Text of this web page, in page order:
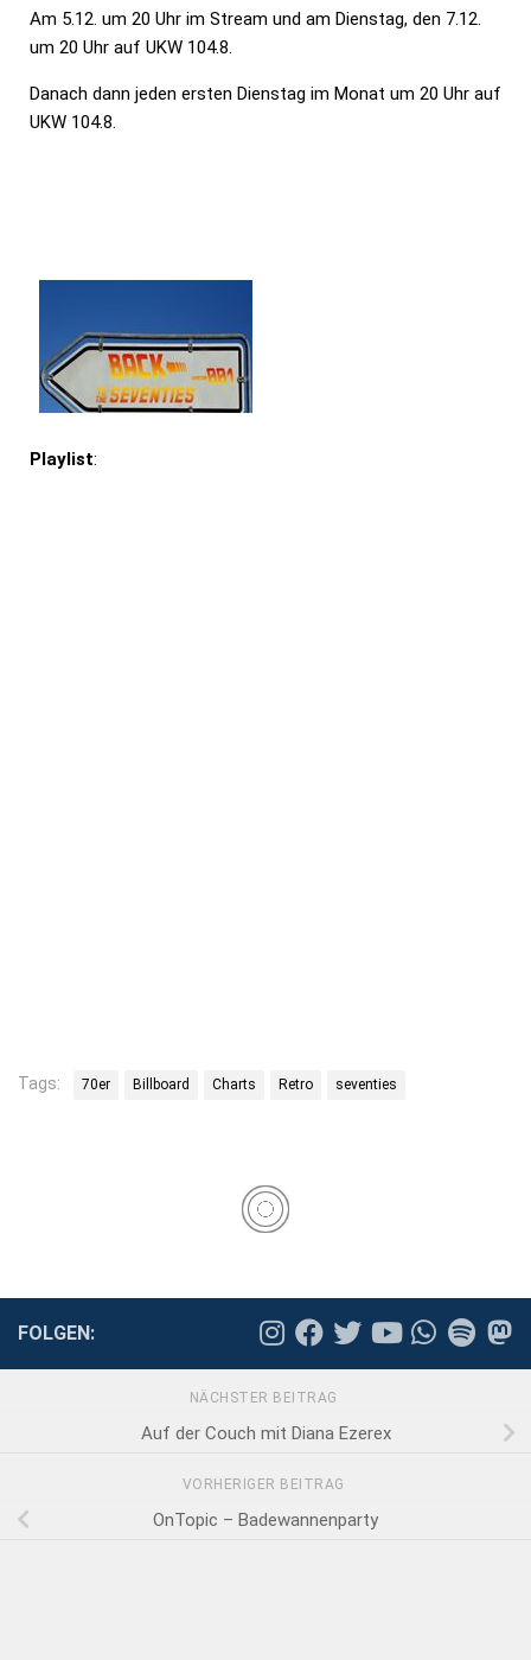
Am 5.12. um 20 Uhr im Stream und am Dienstag, den 7.12.
um 20 Uhr auf UKW 104.8.
Danach dann jeden ersten Dienstag im Monat um 20 Uhr auf
UKW 104.8.
Playlist:
Tags: 70er Billboard Charts Retro seventies
FOLGEN:
NÄCHSTER BEITRAG
Auf der Couch mit Diana Ezerex
VORHERIGER BEITRAG
OnTopic – Badewannenparty